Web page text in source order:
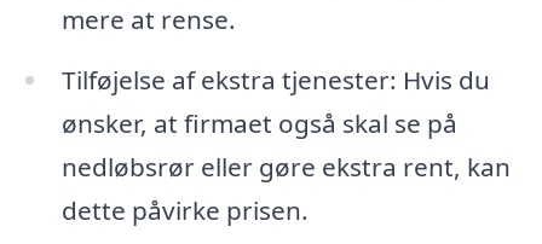
mere at rense.
Tilføjelse af ekstra tjenester: Hvis du
ønsker, at firmaet også skal se på
nedløbsrør eller gøre ekstra rent, kan
dette påvirke prisen.